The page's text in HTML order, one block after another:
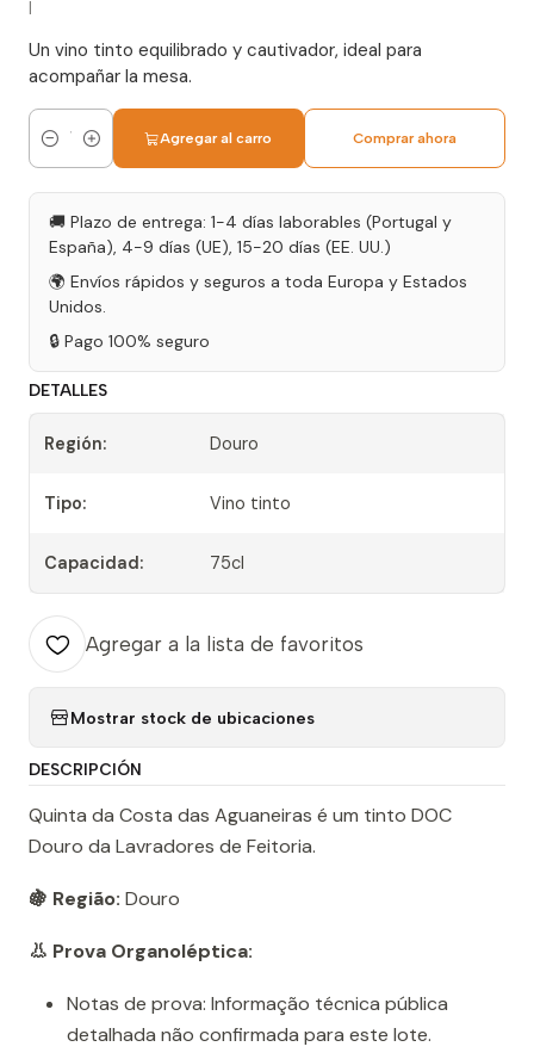
Un vino tinto equilibrado y cautivador, ideal para
acompañar la mesa.
Cantidad
Agregar al carro Comprar ahora
🚚 Plazo de entrega: 1-4 días laborables (Portugal y
España), 4-9 días (UE), 15-20 días (EE. UU.)
🌍 Envíos rápidos y seguros a toda Europa y Estados
Unidos.
🔒 Pago 100% seguro
DETALLES
Región: Douro
Tipo: Vino tinto
Capacidad: 75cl
Agregar a la lista de favoritos
Mostrar stock de ubicaciones
DESCRIPCIÓN
Quinta da Costa das Aguaneiras é um tinto DOC
Douro da Lavradores de Feitoria.
🍇 Região: Douro
👃 Prova Organoléptica:
Notas de prova: Informação técnica pública
detalhada não confirmada para este lote.